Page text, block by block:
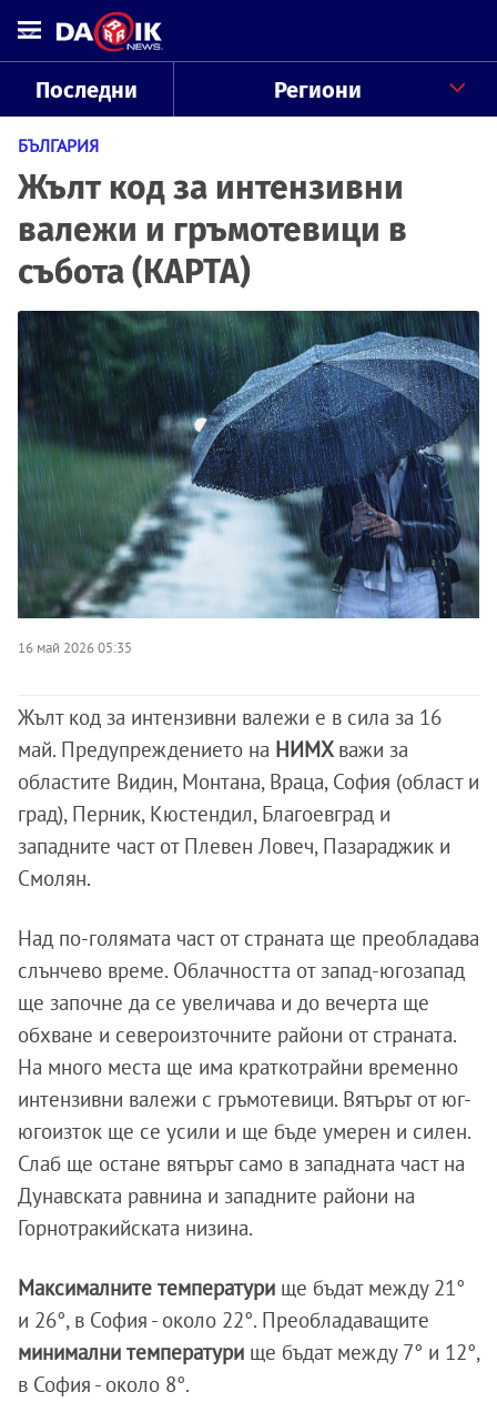
Последни Региони
БЪЛГАРИЯ
Жълт код за интензивни
валежи и гръмотевици в
събота (КАРТА)
16 май 2026 05:35
Жълт код за интензивни валежи е в сила за 16
май. Предупреждението на НИМХ важи за
областите Видин, Монтана, Враца, София (област и
град), Перник, Кюстендил, Благоевград и
западните част от Плевен Ловеч, Пазараджик и
Смолян.
Над по-голямата част от страната ще преобладава
слънчево време. Облачността от запад-югозапад
ще започне да се увеличава и до вечерта ще
обхване и североизточните райони от страната.
На много места ще има краткотрайни временно
интензивни валежи с гръмотевици. Вятърът от юг-
югоизток ще се усили и ще бъде умерен и силен.
Слаб ще остане вятърът само в западната част на
Дунавската равнина и западните райони на
Горнотракийската низина.
Максималните температури ще бъдат между 21°
и 26°, в София - около 22°. Преобладаващите
минимални температури ще бъдат между 7° и 12°,
в София - около 8°.